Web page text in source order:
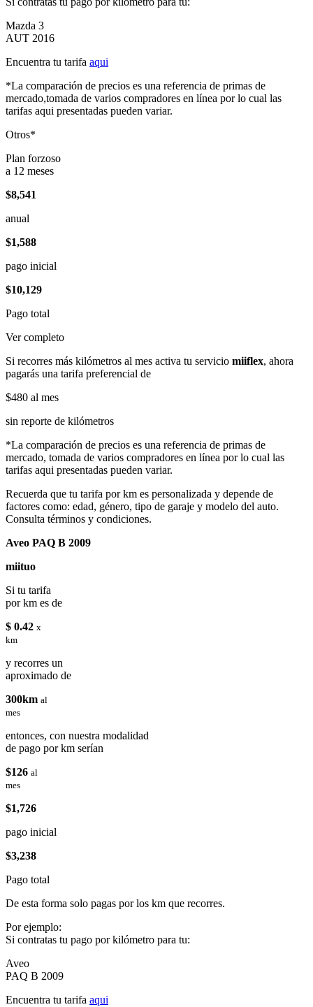
Mazda 3
AUT 2016
Encuentra tu tarifa aqui
*La comparación de precios es una referencia de primas de
mercado,tomada de varios compradores en línea por lo cual las
tarifas aqui presentadas pueden variar.
Otros*
Plan forzoso
a 12 meses
$8,541
anual
$1,588
pago inicial
$10,129
Pago total
Ver completo
Si recorres más kilómetros al mes activa tu servicio miiflex, ahora
pagarás una tarifa preferencial de
$480 al mes
sin reporte de kilómetros
*La comparación de precios es una referencia de primas de
mercado, tomada de varios compradores en línea por lo cual las
tarifas aqui presentadas pueden variar.
Recuerda que tu tarifa por km es personalizada y depende de
factores como: edad, género, tipo de garaje y modelo del auto.
Consulta términos y condiciones.
Aveo PAQ B 2009
miituo
Si tu tarifa
por km es de
$ 0.42 x
km
y recorres un
aproximado de
300km al
mes
entonces, con nuestra modalidad
de pago por km serían
$126 al
mes
$1,726
pago inicial
$3,238
Pago total
De esta forma solo pagas por los km que recorres.
Por ejemplo:
Si contratas tu pago por kilómetro para tu:
Aveo
PAQ B 2009
Encuentra tu tarifa aqui